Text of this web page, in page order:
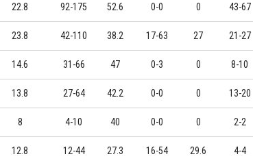
22.8 92-175 52.6 0-0 0 43-67
23.8 42-110 38.2 17-63 27 21-27
14.6 31-66 47 0-3 0 8-10
13.8 27-64 42.2 0-0 0 13-20
8 4-10 40 0-0 0 2-2
12.8 12-44 27.3 16-54 29.6 4-4